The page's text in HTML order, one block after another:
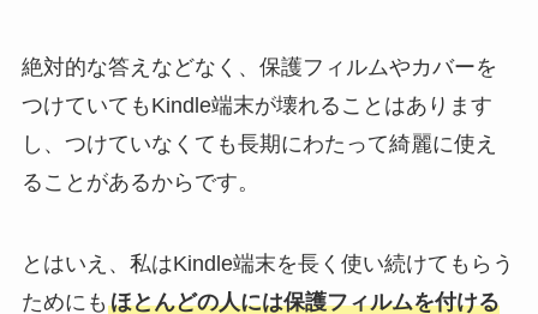
絶対的な答えなどなく、保護フィルムやカバーを
つけていてもKindle端末が壊れることはあります
し、つけていなくても長期にわたって綺麗に使え
ることがあるからです。
とはいえ、私はKindle端末を長く使い続けてもらう
ためにも ほとんどの人には保護フィルムを付ける